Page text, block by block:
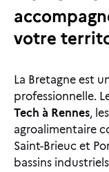
votre
La Bretagne est
professionnelle.
Tech à Rennes,
agroalimentaire
Saint-Brieuc et
bassins